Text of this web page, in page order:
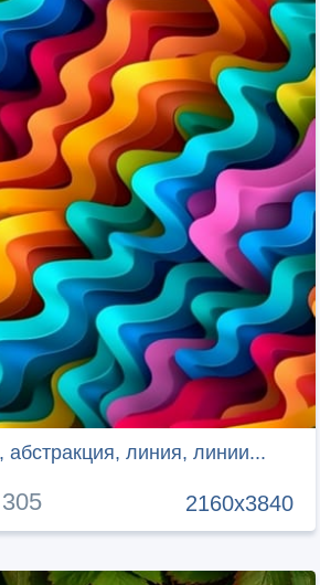
абстракция, линия, линии...
2160x3840
305